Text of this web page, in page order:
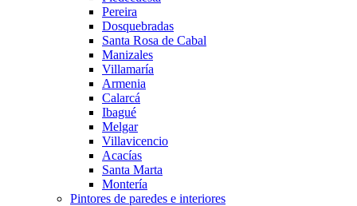
Pereira
Dosquebradas
Santa Rosa de Cabal
Manizales
Villamaría
Armenia
Calarcá
Ibagué
Melgar
Villavicencio
Acacías
Santa Marta
Montería
Pintores de paredes e interiores